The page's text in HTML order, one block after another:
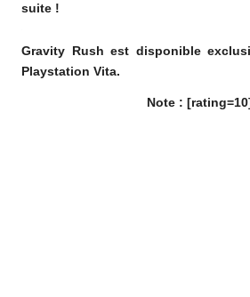
suite !
Gravity Rush est disponible
Playstation Vita.
Note :